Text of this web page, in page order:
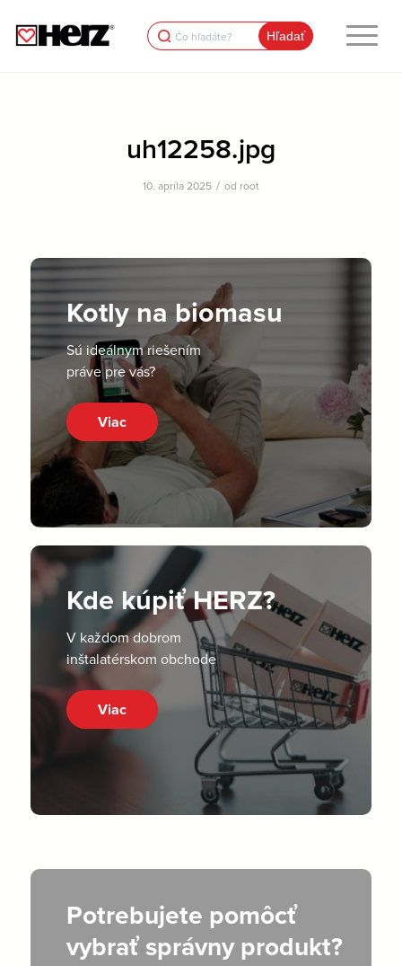
Search
for:
uh12258.jpg
10. apríla 2025 / od root
Kotly na biomasu
Sú ideálnym riešením
práve pre vás?
Viac
Kde kúpiť HERZ?
V každom dobrom
inštalatérskom obchode
Viac
Potrebujete pomôcť
vybrať správny produkt?